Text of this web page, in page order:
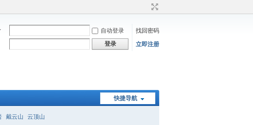
自动登录
找回密码
登录 立即注册
快捷导航
戴云山 云顶山